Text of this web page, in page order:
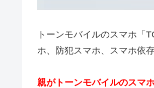
トーンモバイルのスマホ「
ホ、防犯スマホ、スマホ依
親がトーンモバイルのスマ